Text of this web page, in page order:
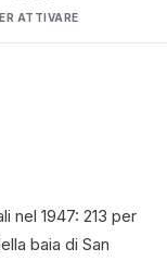
ATTIVARE
nel 1947: 213 per
baia di San